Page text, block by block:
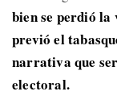
bien se perdió la
previó el
narrativa que
electoral.